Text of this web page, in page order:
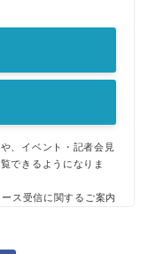
、イベント・記者会見
できるようになりま
ス受信に関するご案内